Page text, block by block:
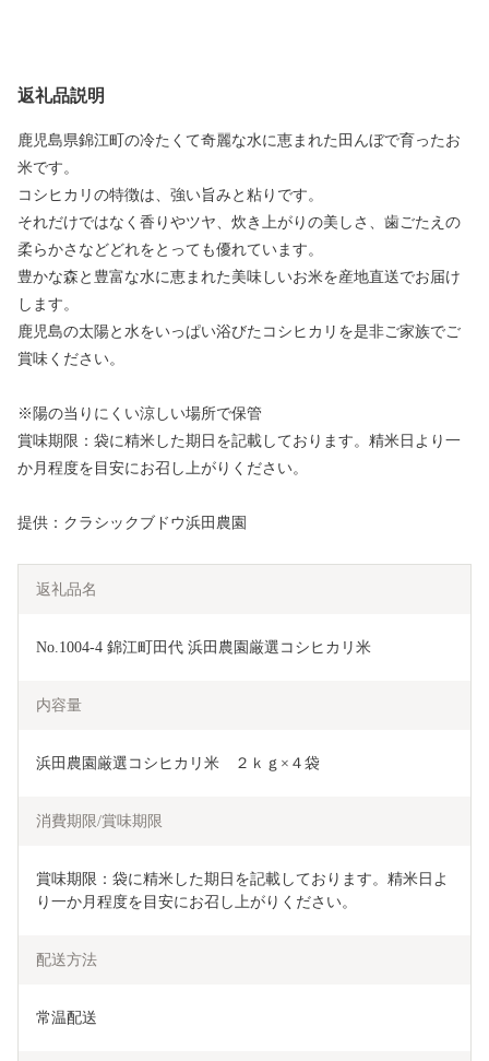
返礼品説明
鹿児島県錦江町の冷たくて奇麗な水に恵まれた田んぼで育ったお
米です。
コシヒカリの特徴は、強い旨みと粘りです。
それだけではなく香りやツヤ、炊き上がりの美しさ、歯ごたえの
柔らかさなどどれをとっても優れています。
豊かな森と豊富な水に恵まれた美味しいお米を産地直送でお届け
します。
鹿児島の太陽と水をいっぱい浴びたコシヒカリを是非ご家族でご
賞味ください。
※陽の当りにくい涼しい場所で保管
賞味期限：袋に精米した期日を記載しております。精米日より一
か月程度を目安にお召し上がりください。
提供：クラシックブドウ浜田農園
返礼品名
No.1004-4 錦江町田代 浜田農園厳選コシヒカリ米
内容量
浜田農園厳選コシヒカリ米　２ｋｇ×４袋
消費期限/賞味期限
賞味期限：袋に精米した期日を記載しております。精米日よ
り一か月程度を目安にお召し上がりください。
配送方法
常温配送